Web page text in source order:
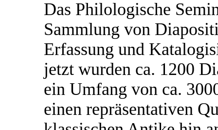
Das Philologische
Sammlung von
Erfassung und
jetzt wurden ca. 1200
ein Umfang von ca.
einen repräsentativen